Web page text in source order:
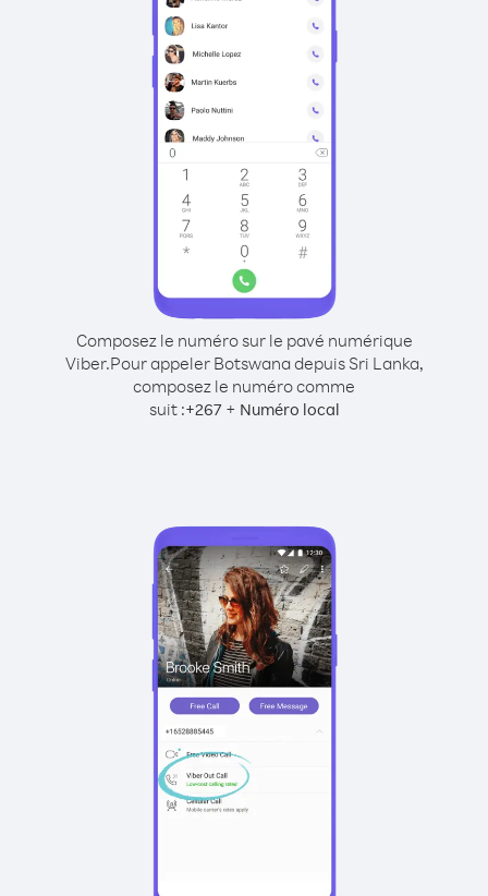
Composez le numéro sur le pavé numérique
Viber.Pour appeler Botswana depuis Sri Lanka,
composez le numéro comme
suit :+267+ Numéro local